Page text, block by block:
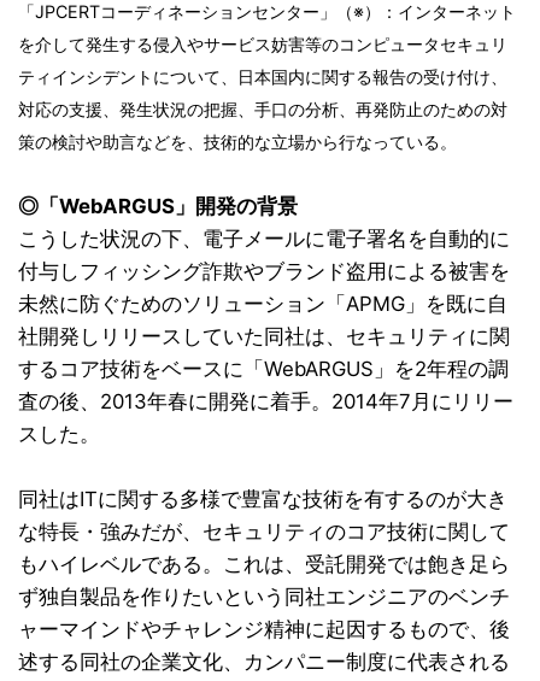
「JPCERTコーディネーションセンター」（※）：インターネット
を介して発生する侵入やサービス妨害等のコンピュータセキュリ
ティインシデントについて、日本国内に関する報告の受け付け、
対応の支援、発生状況の把握、手口の分析、再発防止のための対
策の検討や助言などを、技術的な立場から行なっている。
◎「WebARGUS」開発の背景
こうした状況の下、電子メールに電子署名を自動的に
付与しフィッシング詐欺やブランド盗用による被害を
未然に防ぐためのソリューション「APMG」を既に自
社開発しリリースしていた同社は、セキュリティに関
するコア技術をベースに「WebARGUS」を2年程の調
査の後、2013年春に開発に着手。2014年7月にリリー
スした。
同社はITに関する多様で豊富な技術を有するのが大き
な特長・強みだが、セキュリティのコア技術に関して
もハイレベルである。これは、受託開発では飽き足ら
ず独自製品を作りたいという同社エンジニアのベンチ
ャーマインドやチャレンジ精神に起因するもので、後
述する同社の企業文化、カンパニー制度に代表される